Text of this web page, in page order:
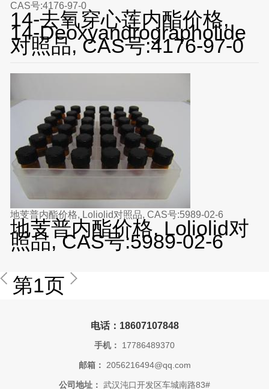
CAS号:4176-97-0
14-去氧穿心莲内酯价格,
14-Deoxyandrographolide
对照品, CAS号:4176-97-0
地芰普内酯价格, Loliolid对照品, CAS号:5989-02-6
地芰普内酯价格, Loliolid对
照品, CAS号:5989-02-6
第1页
电话：18607107848
手机： 17786489370
邮箱： 2056216494@qq.com
公司地址： 武汉沌口开发区车城南路83#